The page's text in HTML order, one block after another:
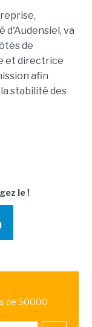
d'Audensiel, va
de
et directrice
afin
stabilité des
le !
de 50000